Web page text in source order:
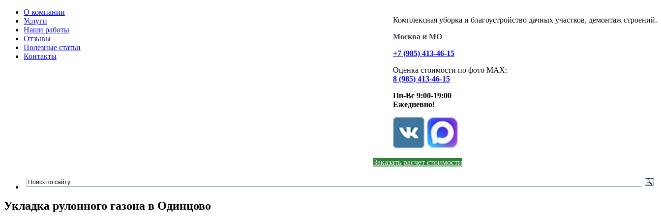
Комплексная уборка и благоустройство дачных участков, демонтаж строений.
Москва и МО
+7 (985) 413-46-15
Оценка стоимости по фото МАХ:
8 (985) 413-46-15
Пн-Вс 9:00-19:00
Ежедневно!
Заказать расчет стоимости
О компании
Услуги
Наши работы
Отзывы
Полезные статьи
Контакты
Укладка рулонного газона в Одинцово